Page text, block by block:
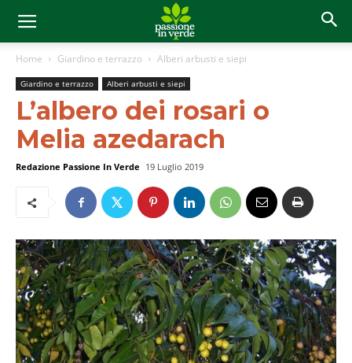
Home Giardino e terrazzo Alberi arbusti e siepi
Giardino e terrazzo Alberi arbusti e siepi
L’albero dei rosari o
Melia azedarach
Redazione Passione In Verde 19 Luglio 2019